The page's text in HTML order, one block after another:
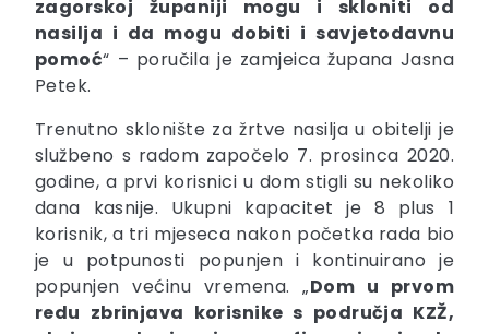
zagorskoj županiji mogu i skloniti od
nasilja i da mogu dobiti i savjetodavnu
pomoć“ – poručila je zamjeica župana Jasna
Petek.
Trenutno sklonište za žrtve nasilja u obitelji je
službeno s radom započelo 7. prosinca 2020.
godine, a prvi korisnici u dom stigli su nekoliko
dana kasnije. Ukupni kapacitet je 8 plus 1
korisnik, a tri mjeseca nakon početka rada bio
je u potpunosti popunjen i kontinuirano je
popunjen većinu vremena. „Dom u prvom
redu zbrinjava korisnike s područja KZŽ,